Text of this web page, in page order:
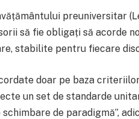
preuniversitar
să fie obligați să acorde
stabilite pentru fiecare
doar pe baza
un set de standarde
de paradigmă”,